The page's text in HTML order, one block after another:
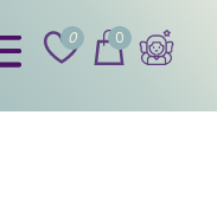
0 0